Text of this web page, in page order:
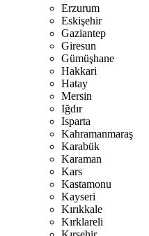
Erzurum
Eskişehir
Gaziantep
Giresun
Gümüşhane
Hakkari
Hatay
Mersin
Iğdır
Isparta
Kahramanmaraş
Karabük
Karaman
Kars
Kastamonu
Kayseri
Kırıkkale
Kırklareli